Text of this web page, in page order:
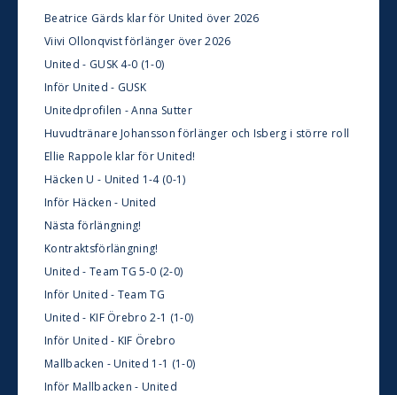
Beatrice Gärds klar för United över 2026
Viivi Ollonqvist förlänger över 2026
United - GUSK 4-0 (1-0)
Inför United - GUSK
Unitedprofilen - Anna Sutter
Huvudtränare Johansson förlänger och Isberg i större roll
Ellie Rappole klar för United!
Häcken U - United 1-4 (0-1)
Inför Häcken - United
Nästa förlängning!
Kontraktsförlängning!
United - Team TG 5-0 (2-0)
Inför United - Team TG
United - KIF Örebro 2-1 (1-0)
Inför United - KIF Örebro
Mallbacken - United 1-1 (1-0)
Inför Mallbacken - United